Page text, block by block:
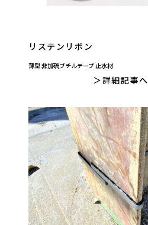
リステンリボン
薄型 非加硫ブチルテープ 止水材
詳細記事へ